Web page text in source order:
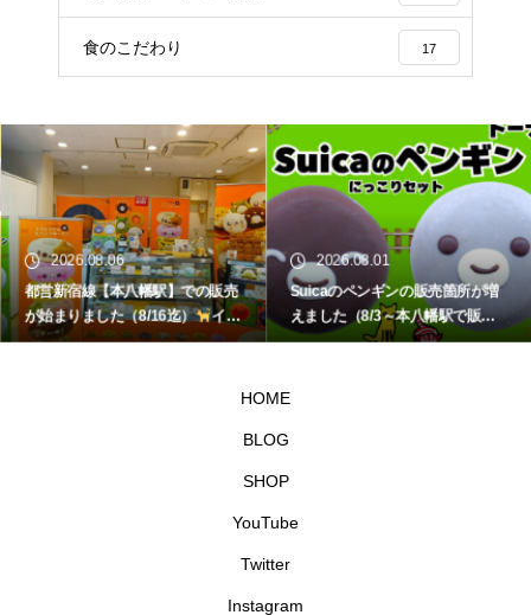
食のこだわり 17
2026.08.06
都営新宿線【本八幡駅】での販売
が始まりました（8/16迄）
イク
ミママのどうぶつドーナツ
2026.08.01
Suicaのペンギンの販売箇所が増
えました（8/3～本八幡駅で販
売）
イクミママのどうぶつドー
HOME
BLOG
SHOP
YouTube
Twitter
Instagram